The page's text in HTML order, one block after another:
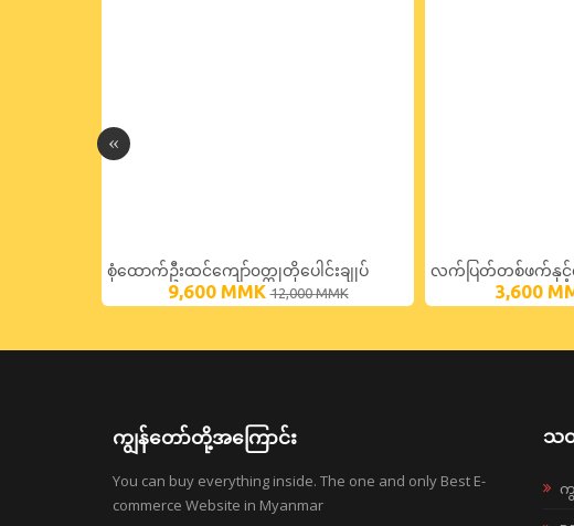
စုံထောက်ဦးထင်ကျော်၀တ္ထုတိုပေါင်းချုပ်
9,600 MMK 12,000 MMK
လက်ပြတ်တစ်ဖက်နှ
ဇာတ်လမ်းမျာ3,600
ကျွန်တော်တို့အကြောင်း
You can buy everything inside. The one and only Best E-
commerce Website in Myanmar
သ
က